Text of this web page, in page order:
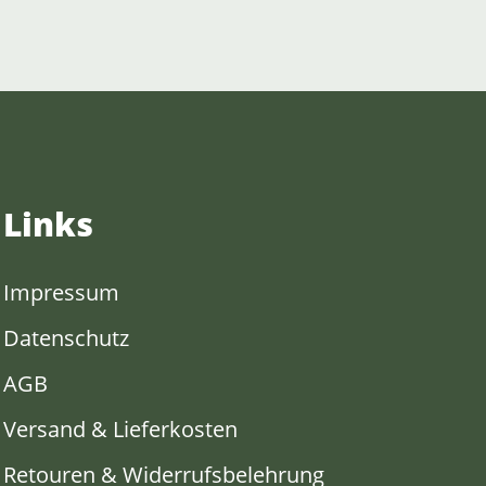
Links
Impressum
Datenschutz
AGB
Versand & Lieferkosten
Retouren & Widerrufsbelehrung